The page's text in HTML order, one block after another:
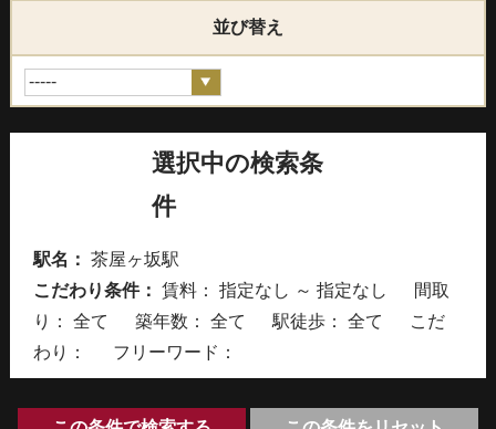
並び替え
選択中の検索条
件
駅名：
茶屋ヶ坂駅
こだわり条件： 賃料： 指定なし ～ 指定なし 間取
り：全て 築年数：全て 駅徒歩：全て
こだ
わり： フリーワード：